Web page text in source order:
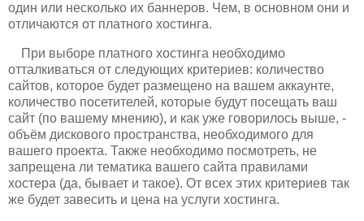
один или несколько их баннеров. Чем, в основном они и
отличаются от платного хостинга.
При выборе платного хостинга необходимо
отталкиваться от следующих критериев: количество
сайтов, которое будет размещено на вашем аккаунте,
количество посетителей, которые будут посещать ваш
сайт (по вашему мнению), и как уже говорилось выше, -
объём дискового пространства, необходимого для
вашего проекта. Также необходимо посмотреть, не
запрещена ли тематика вашего сайта правилами
хостера (да, бывает и такое). От всех этих критериев так
же будет завесить и цена на услуги хостинга.